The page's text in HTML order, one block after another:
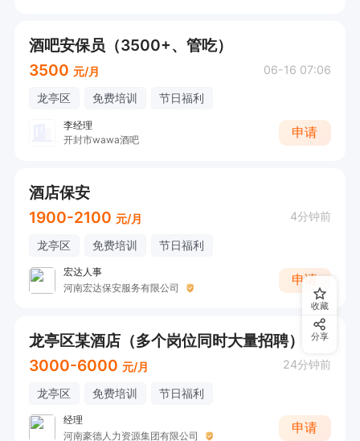
酒吧安保员（3500+、管吃）
3500 元/月 06-16 07:06
龙亭区 免费培训 节日福利
李经理
开封市wawa酒吧
申请
酒店保安
1900-2100 元/月 4分钟前
龙亭区 免费培训 节日福利
宏达人事
河南宏达保安服务有限公司
申请
龙亭区某酒店（多个岗位同时大量招聘）
3000-6000 元/月 24分钟前
龙亭区 免费培训 节日福利
经理
河南豪德人力资源集团有限公司
申请
收藏
分享